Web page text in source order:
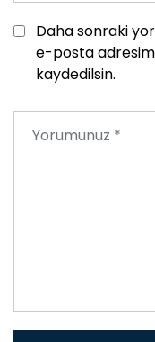
Daha sonraki
e-posta adresim
kaydedilsin.